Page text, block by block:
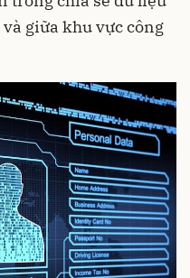
giữa khu vực công